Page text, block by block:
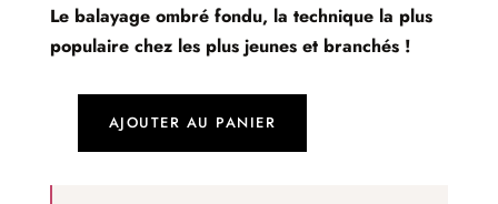
Le balayage ombré fondu, la technique la plus
populaire chez les plus jeunes et branchés !
AJOUTER AU PANIER